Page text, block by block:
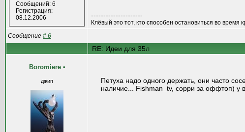
Сообщений: 6
Регистрация:
08.12.2006
---------------------
Клёвый это тот, кто способен остановиться во время
Сообщение # 6
RE: Идеи для 35л
Boromiere •
джип
Петуха надо одного держать, они часто
наличие... Fishman_tv, сорри за оффтоп)